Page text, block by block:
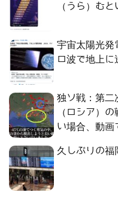
（うら）む
宇宙太陽光発
ロ波で地上に
独ソ戦：第二
（ロシア）
い場合、動画
久しぶりの福